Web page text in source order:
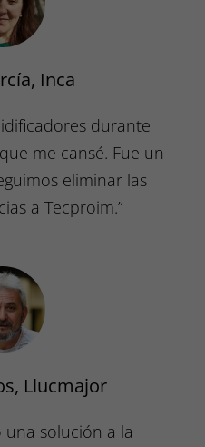
Inca
durante
me cansé. Fue un
eliminar las
a Tecproim.”
Llucmajor
una solución a la